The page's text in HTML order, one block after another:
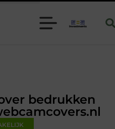
bedrukken